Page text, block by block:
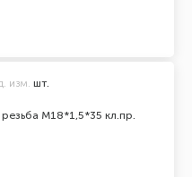
M18*1,5*35 кл.пр.
изм. шт.